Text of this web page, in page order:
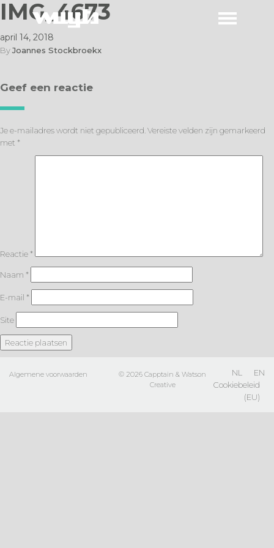
IMG_4673
april 14, 2018
ByJoannes Stockbroekx
Geef een reactie
Je e-mailadres wordt niet gepubliceerd. Vereiste velden zijn gemarkeerd
met *
Reactie*
Naam *
E-mail *
Site
Algemene voorwaarden © 2026Capptain &Watson
Creative
NL
EN
Cookiebeleid
(EU)